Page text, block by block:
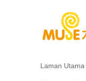
Laman Utama